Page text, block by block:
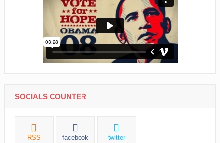
SOCIALS COUNTER
RSS facebook twitter